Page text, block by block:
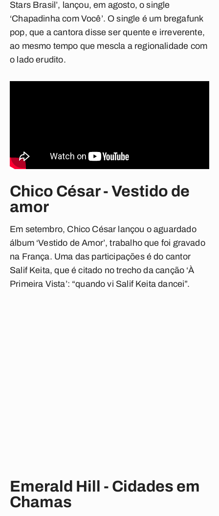
Stars Brasil’, lançou, em agosto, o single
‘Chapadinha com Você’. O single é um bregafunk
pop, que a cantora disse ser quente e irreverente,
ao mesmo tempo que mescla a regionalidade com
o lado erudito.
Chico César - Vestido de
amor
Em setembro, Chico César lançou o aguardado
álbum ‘Vestido de Amor’, trabalho que foi gravado
na França. Uma das participações é do cantor
Salif Keita, que é citado no trecho da canção ‘À
Primeira Vista’: “quando vi Salif Keita dancei”.
Emerald Hill - Cidades em
Chamas